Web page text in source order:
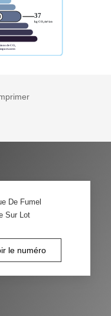
De Fumel
Sur Lot
le numéro